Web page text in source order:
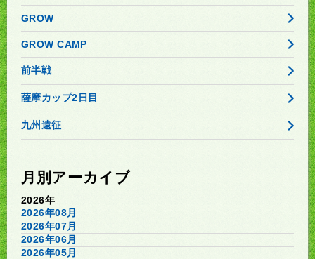
GROW
GROW CAMP
前半戦
薩摩カップ2日目
九州遠征
月別アーカイブ
2026年
2026年08月
2026年07月
2026年06月
2026年05月